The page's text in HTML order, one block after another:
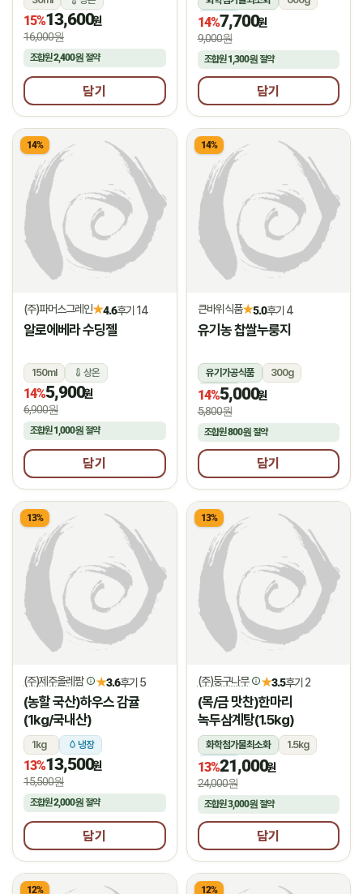
15%13,600원
16,000원
조합원2,400원 절약
담기
냉장
14%7,700원
9,000원
조합원1,300원절약
담기
14%
(주)파머스그레인★4.6후기 14
알로에베라 수딩젤
150ml 상온
14%5,900원
6,900원
조합원1,000원 절약
담기
14%
큰바위식품★5.0후기 4
유기농 찹쌀누룽지
유기가공식품
300g
상온
14%5,000원
5,800원
조합원800원절약
담기
13%
(주)제주올레팜 ★3.6후기 5
(농할 국산)하우스 감귤
(1kg/국내산)
1kg 냉장
13%13,500원
15,500원
조합원2,000원 절약
담기
13%
(주)둥구나무 ★3.5후기 2
(목/금 맛찬)한마리
녹두삼계탕(1.5kg)
화학첨가물최소화
1.5kg
냉장
13%21,000원
24,000원
조합원3,000원절약
담기
12% 12%